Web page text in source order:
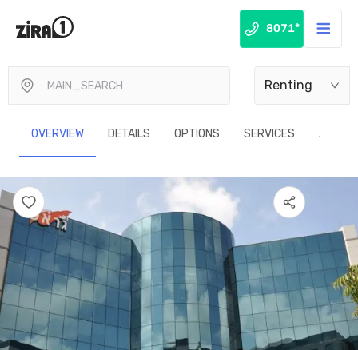
8071*
Renting
OVERVIEW DETAILS OPTIONS SERVICES